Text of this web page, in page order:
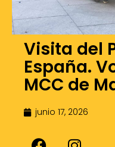
Visita del
España.
MCC de
junio 17, 2026